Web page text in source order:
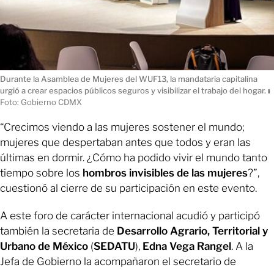
Durante la Asamblea de Mujeres del WUF13, la mandataria capitalina
urgió a crear espacios públicos seguros y visibilizar el trabajo del hogar.ı
Foto: Gobierno CDMX
“Crecimos viendo a las mujeres sostener el mundo;
mujeres que despertaban antes que todos y eran las
últimas en dormir. ¿Cómo ha podido vivir el mundo tanto
tiempo sobre los hombros invisibles de las mujeres?”,
cuestionó al cierre de su participación en este evento.
A este foro de carácter internacional acudió y participó
también la secretaria de Desarrollo Agrario, Territorial y
Urbano de México (SEDATU), Edna Vega Rangel. A la
Jefa de Gobierno la acompañaron el secretario de